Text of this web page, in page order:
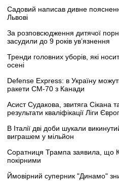
Садовий написав дивне
Львові
За розповсюдження дитячої
засудили до 9 років ув’язнення
Тренди головних уборів, які
осені
Defense Express: в Україну
ракети CM-70 з Канади
Асист Судакова, звитяга Сікана
результати кваліфікації Ліги
В Італії дві доби шукали
виграшем у мільйон
Соратниця Трампа заявила, що
покірними
Ймовірний суперник "Динамо"